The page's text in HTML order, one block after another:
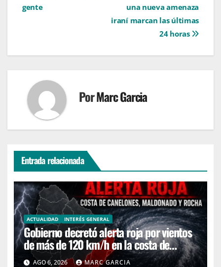
una nueva amenaza
iraní marcan las últimas
24 horas
gente
PorMarc Garcia
Entrada relacionada
ACTUALIDAD INTERÉS GENERAL
Gobierno decretó alerta roja por vientos
de más de 120 km/h en la costa de
Canelones, Maldonado y Rocha
AGO 6, 2026 MARC GARCIA